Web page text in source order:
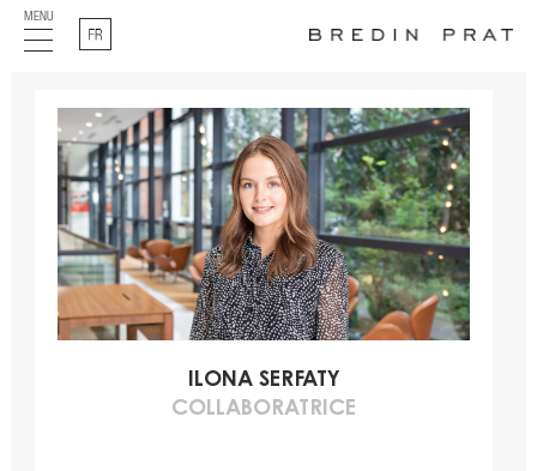
MENU Français
ILONA SERFATY
COLLABORATRICE